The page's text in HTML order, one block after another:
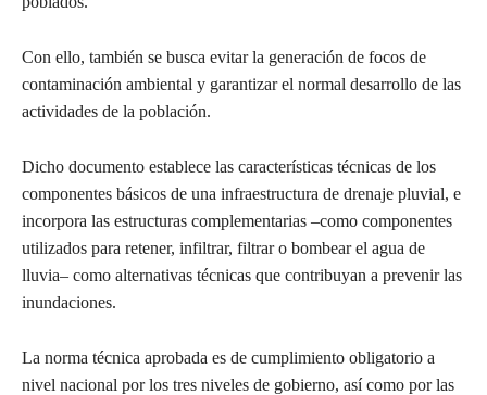
Con ello, también se busca evitar la generación de focos de
contaminación ambiental y garantizar el normal desarrollo de las
actividades de la población.
Dicho documento establece las características técnicas de los
componentes básicos de una infraestructura de drenaje pluvial, e
incorpora las estructuras complementarias ‒como componentes
utilizados para retener, infiltrar, filtrar o bombear el agua de
lluvia‒ como alternativas técnicas que contribuyan a prevenir las
inundaciones.
La norma técnica aprobada es de cumplimiento obligatorio a
nivel nacional por los tres niveles de gobierno, así como por las